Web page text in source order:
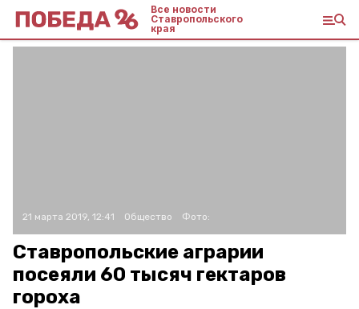
Все новости
Ставропольского
края
21 марта 2019, 12:41 Общество Фото:
Ставропольские аграрии
посеяли 60 тысяч гектаров
гороха